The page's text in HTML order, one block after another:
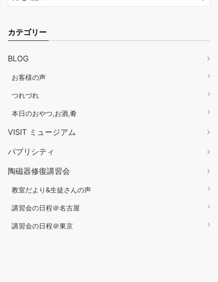
カテゴリー
BLOG
お客様の声
つれづれ
本日のおやつ,お酒,肴
VISIT ミュージアム
パブリシティ
陶磁器修復講習会
教室だより&生徒さんの声
講習会の日程＠名古屋
講習会の日程＠東京